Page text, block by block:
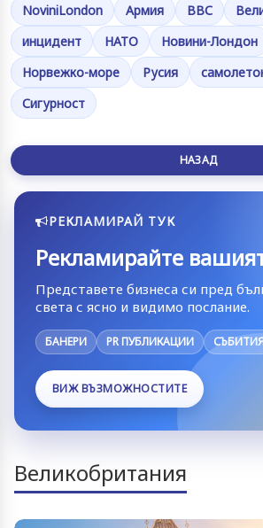
NoviniLondon Армия ВВС
инцидент
НАТО
Новини-Лондон
Норвежко-море
Русия
Сигурност
НАЗАД
РЕКЛАМИРАЙ ТУК
Рекламирайте
Представете бизнеса си пред
света с ясно и видимо послание.
БАНЕРИ PR ПУБЛИКАЦИИ
ВИЖ ВЪЗМОЖНОСТИТЕ
Великобритания